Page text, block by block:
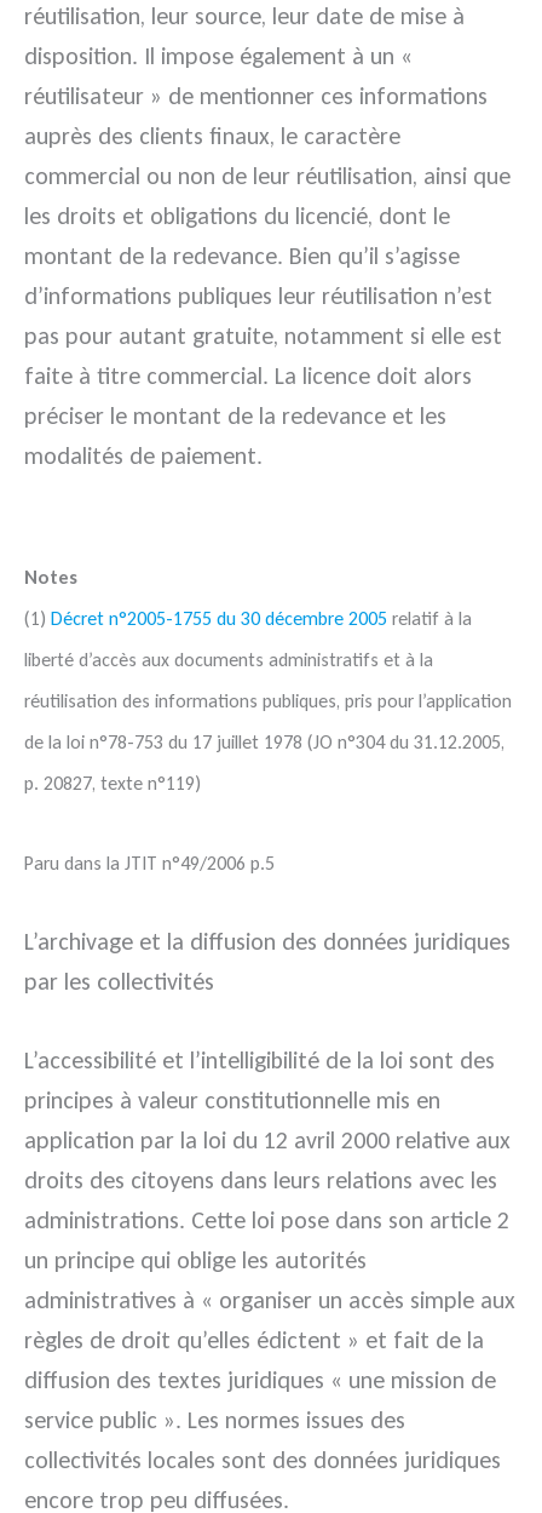
réutilisation, leur source, leur date de mise à
disposition. Il impose également à un «
réutilisateur » de mentionner ces informations
auprès des clients finaux, le caractère
commercial ou non de leur réutilisation, ainsi que
les droits et obligations du licencié, dont le
montant de la redevance. Bien qu’il s’agisse
d’informations publiques leur réutilisation n’est
pas pour autant gratuite, notamment si elle est
faite à titre commercial. La licence doit alors
préciser le montant de la redevance et les
modalités de paiement.
Notes
(1) Décret n°2005-1755 du 30 décembre 2005 relatif à la
liberté d’accès aux documents administratifs et à la
réutilisation des informations publiques, pris pour l’application
de la loi n°78-753 du 17 juillet 1978 (JO n°304 du 31.12.2005,
p. 20827, texte n°119)
Paru dans la JTIT n°49/2006 p.5
L’archivage et la diffusion des données juridiques
par les collectivités
L’accessibilité et l’intelligibilité de la loi sont des
principes à valeur constitutionnelle mis en
application par la loi du 12 avril 2000 relative aux
droits des citoyens dans leurs relations avec les
administrations. Cette loi pose dans son article 2
un principe qui oblige les autorités
administratives à « organiser un accès simple aux
règles de droit qu’elles édictent » et fait de la
diffusion des textes juridiques « une mission de
service public ». Les normes issues des
collectivités locales sont des données juridiques
encore trop peu diffusées.